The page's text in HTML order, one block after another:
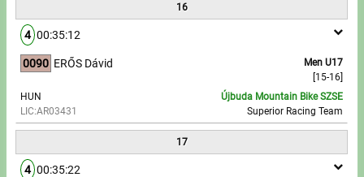
16
4 00:35:12
0090
Men U17
[15-16]
ERŐS Dávid
HUN
LIC:AR03431
Újbuda Mountain Bike SZSE
Superior Racing Team
17
4 00:35:22